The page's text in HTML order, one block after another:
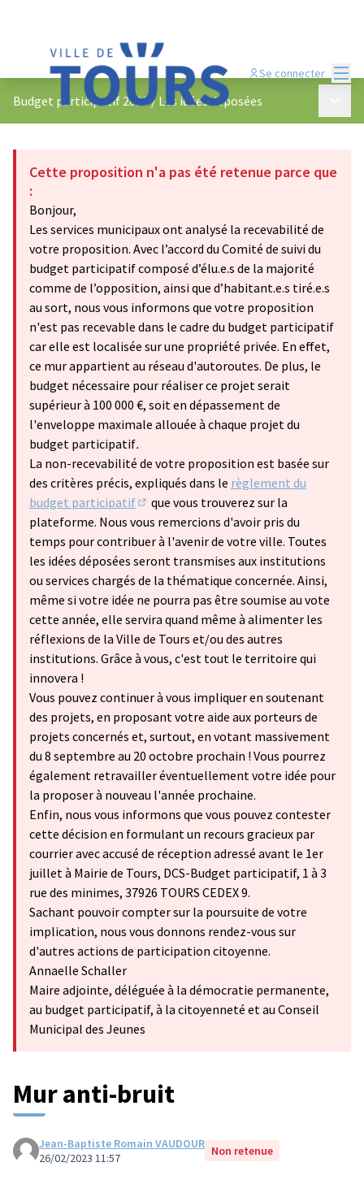
Se connecter
Budget participatif 2023/ Les idées déposées
Cette proposition n'a pas été retenue parce que
:
Bonjour,
Les services municipaux ont analysé la recevabilité de
votre proposition. Avec l’accord du Comité de suivi du
budget participatif composé d’élu.e.s de la majorité
comme de l’opposition, ainsi que d’habitant.e.s tiré.e.s
au sort, nous vous informons que votre proposition
n'est pas recevable dans le cadre du budget participatif
car elle est localisée sur une propriété privée. En effet,
ce mur appartient au réseau d'autoroutes. De plus, le
budget nécessaire pour réaliser ce projet serait
supérieur à 100 000 €, soit en dépassement de
l'enveloppe maximale allouée à chaque projet du
budget participatif.
La non-recevabilité de votre proposition est basée sur
des critères précis, expliqués dans le règlement du
budget participatif
(S'ouvre dans un nouvel onglet)
que vous trouverez sur la
plateforme. Nous vous remercions d'avoir pris du
temps pour contribuer à l'avenir de votre ville. Toutes
les idées déposées seront transmises aux institutions
ou services chargés de la thématique concernée. Ainsi,
même si votre idée ne pourra pas être soumise au vote
cette année, elle servira quand même à alimenter les
réflexions de la Ville de Tours et/ou des autres
institutions. Grâce à vous, c'est tout le territoire qui
innovera !
Vous pouvez continuer à vous impliquer en soutenant
des projets, en proposant votre aide aux porteurs de
projets concernés et, surtout, en votant massivement
du 8 septembre au 20 octobre prochain ! Vous pourrez
également retravailler éventuellement votre idée pour
la proposer à nouveau l'année prochaine.
Enfin, nous vous informons que vous pouvez contester
cette décision en formulant un recours gracieux par
courrier avec accusé de réception adressé avant le 1er
juillet à Mairie de Tours, DCS-Budget participatif, 1 à 3
rue des minimes, 37926 TOURS CEDEX 9.
Sachant pouvoir compter sur la poursuite de votre
implication, nous vous donnons rendez-vous sur
d'autres actions de participation citoyenne.
Annaelle Schaller
Maire adjointe, déléguée à la démocratie permanente,
au budget participatif, à la citoyenneté et au Conseil
Municipal des Jeunes
Mur anti-bruit
Jean-Baptiste Romain VAUDOUR
26/02/2023 11:57
Non retenue